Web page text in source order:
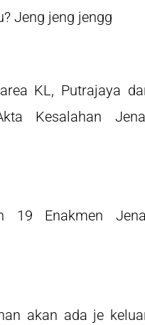
Jeng jeng jengg
KL, Putrajaya
Kesalahan
19 Enakmen
akan ada je